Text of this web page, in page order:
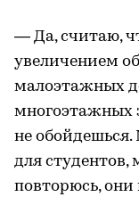
— Да, считаю,
увеличением
малоэтажных
многоэтажных
не
для студентов,
повторюсь,